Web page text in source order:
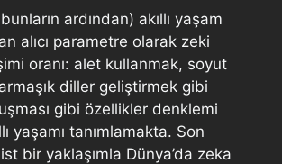
ardından) akıllı yaşam
alıcı parametre olarak zeki
oranı: alet kullanmak, soyut
diller geliştirmek gibi
gibi özellikler denklemi
yaşamı tanımlamakta. Son
bir yaklaşımla Dünya’da zeka